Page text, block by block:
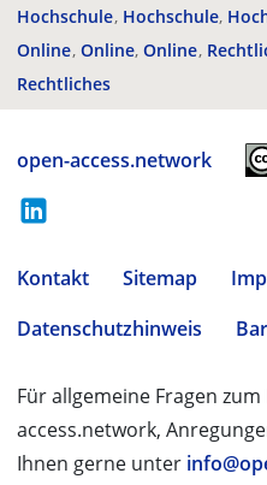
Hochschule Hochschule
Online Online Online
Rechtliches
open-access.network
Kontakt Sitemap
Datenschutzhinweis
Für allgemeine Fragen
access.network,
Ihnen gerne unter